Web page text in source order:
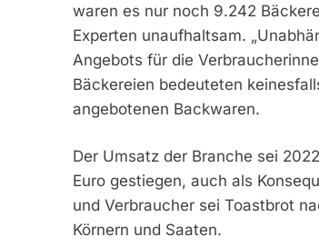
waren es nur noch 9.242
Experten unaufhaltsam.
Angebots für die
Bäckereien bedeuteten
angebotenen Backwaren.
Der Umsatz der Branche sei
Euro gestiegen, auch als
und Verbraucher sei Toastbrot
Körnern und Saaten.